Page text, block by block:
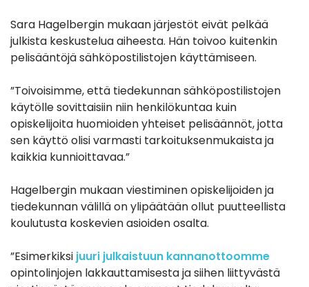
Sara Hagelbergin mukaan järjestöt eivät pelkää
julkista keskustelua aiheesta. Hän toivoo kuitenkin
pelisääntöjä sähköpostilistojen käyttämiseen.
”Toivoisimme, että tiedekunnan sähköpostilistojen
käytölle sovittaisiin niin henkilökuntaa kuin
opiskelijoita huomioiden yhteiset pelisäännöt, jotta
sen käyttö olisivarmasti tarkoituksenmukaistaja
kaikkia kunnioittavaa.”
Hagelbergin mukaan viestiminen opiskelijoiden ja
tiedekunnan välillä on ylipäätään ollut puutteellista
koulutusta koskevien asioiden osalta.
”Esimerkiksi juuri julkaistuun kannanottoomme
opintolinjojen lakkauttamisesta ja siihen liittyvästä